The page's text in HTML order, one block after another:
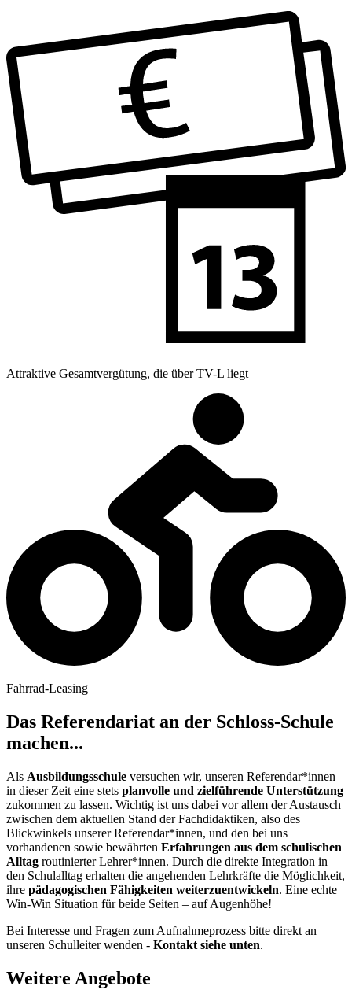
Attraktive Gesamtvergütung, die über TV-L liegt
Fahrrad-Leasing
Das Referendariat an der Schloss-Schule
machen...
Als Ausbildungsschule versuchen wir, unseren Referendar*innen
in dieser Zeit eine stets planvolle und zielführende Unterstützung
zukommen zu lassen. Wichtig ist uns dabei vor allem der Austausch
zwischen dem aktuellen Stand der Fachdidaktiken, also des
Blickwinkels unserer Referendar*innen, und den bei uns
vorhandenen sowie bewährten Erfahrungen aus dem schulischen
Alltag routinierter Lehrer*innen. Durch die direkte Integration in
den Schulalltag erhalten die angehenden Lehrkräfte die Möglichkeit,
ihre pädagogischen Fähigkeiten weiterzuentwickeln. Eine echte
Win-Win Situation für beide Seiten – auf Augenhöhe!
Bei Interesse und Fragen zum Aufnahmeprozess bitte direkt an
unseren Schulleiter wenden - Kontakt siehe unten.
Weitere Angebote